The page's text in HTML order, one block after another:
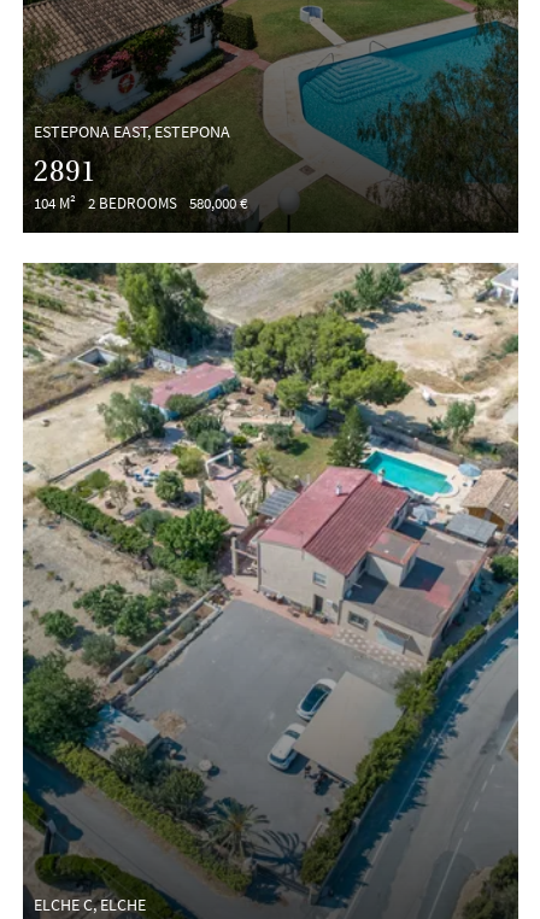
ESTEPONA EAST, ESTEPONA
2891
104 M² 2 BEDROOMS 580,000 €
ELCHE C, ELCHE